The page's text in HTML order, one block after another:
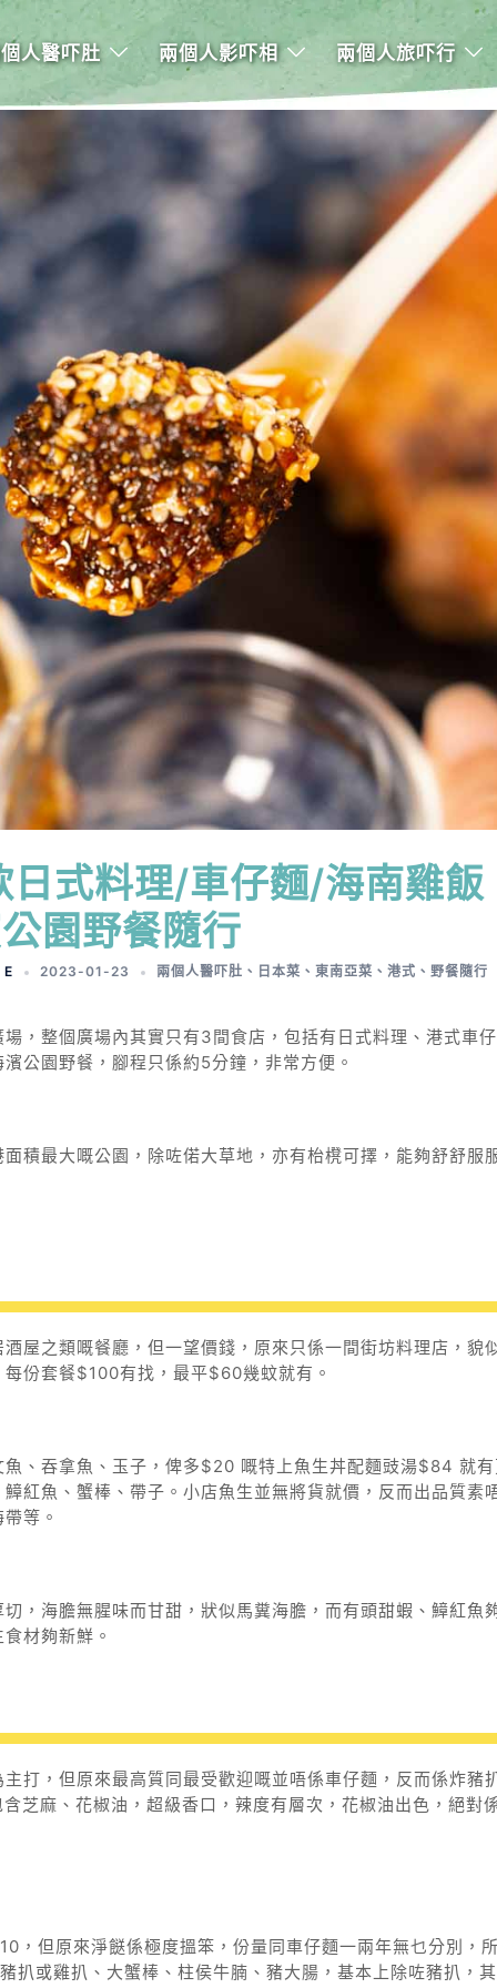
人醫吓肚 兩個人影吓相 兩個人旅吓行
式料理/車仔麵/海南雞飯
園野餐隨行
2023-01-23 兩個人醫吓肚 、 日本菜 、 東南亞菜 、 港式 、 野餐隨行
，整個廣場內其實只有3間食店，包括有日式料理、港式車
公園野餐，腳程只係約5分鐘，非常方便。
積最大嘅公園，除咗偌大草地，亦有枱櫈可擇，能夠舒舒服
屋之類嘅餐廳，但一望價錢，原來只係一間街坊料理店，貌
份套餐$100有找，最平$60幾蚊就有。
、吞拿魚、玉子，俾多$20 嘅特上魚生丼配麵豉湯$84 就
紅魚、蟹棒、帶子。小店魚生並無將貨就價，反而出品質素
等。
， 海膽無腥味而甘甜，狀似馬糞海膽，而有頭甜蝦、鱆紅魚
材夠新鮮。
打，但原來最高質同最受歡迎嘅並唔係車仔麵，反而係炸豬
芝麻、花椒油，超級香口，辣度有層次，花椒油出色，絕對
但原來淨餸係極度搵笨，份量同車仔麵一兩年無乜分別，
扒或雞扒、大蟹棒、柱侯牛腩、豬大腸，基本上除咗豬扒，